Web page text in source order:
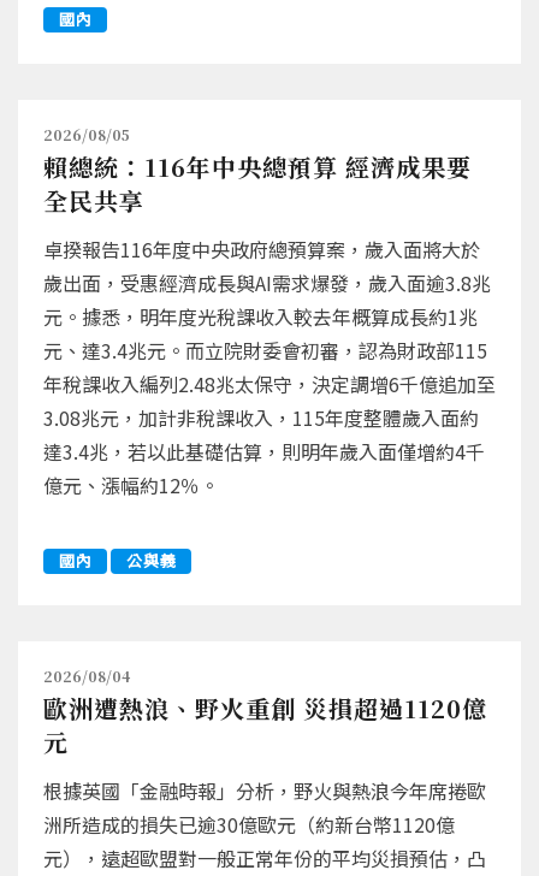
國內
2026/08/05
賴總統：116年中央總預算 經濟成果要
全民共享
卓揆報告116年度中央政府總預算案，歲入面將大於
歲出面，受惠經濟成長與AI需求爆發，歲入面逾3.8兆
元。據悉，明年度光稅課收入較去年概算成長約1兆
元、達3.4兆元。而立院財委會初審，認為財政部115
年稅課收入編列2.48兆太保守，決定調增6千億追加至
3.08兆元，加計非稅課收入，115年度整體歲入面約
達3.4兆，若以此基礎估算，則明年歲入面僅增約4千
億元、漲幅約12％。
國內 公與義
2026/08/04
歐洲遭熱浪、野火重創 災損超過1120億
元
根據英國「金融時報」分析，野火與熱浪今年席捲歐
洲所造成的損失已逾30億歐元（約新台幣1120億
元），遠超歐盟對一般正常年份的平均災損預估，凸